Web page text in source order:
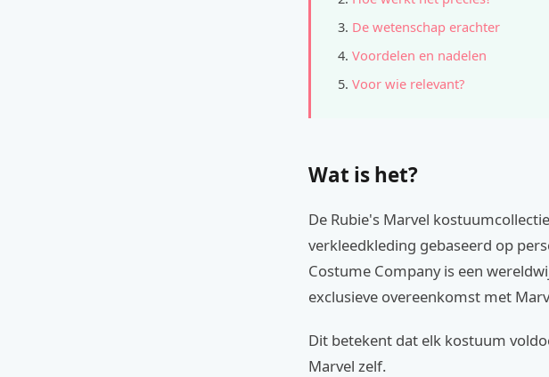
De wetenschap erachter
Voordelen en nadelen
Voor wie relevant?
Wat is het?
De Rubie's Marvel
verkleedkleding gebaseerd op
Costume Company is een
exclusieve overeenkomst met
Dit betekent dat elk kostuum
Marvel zelf.